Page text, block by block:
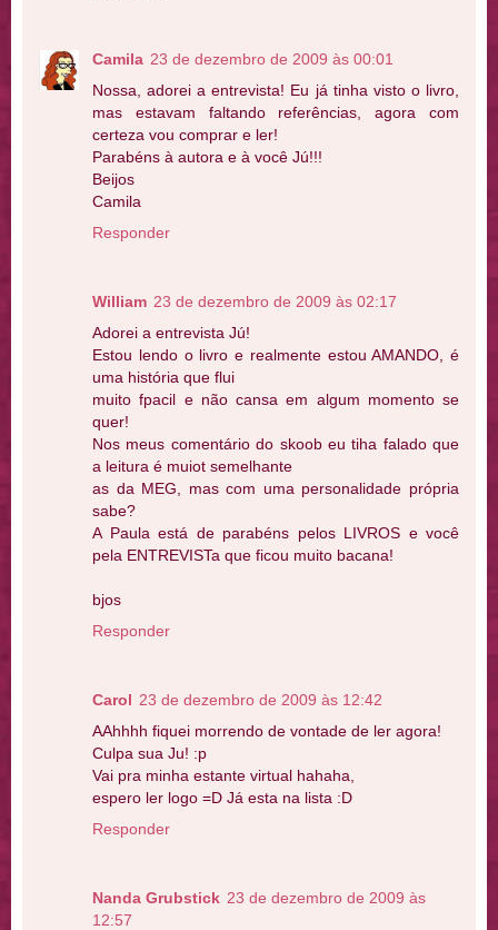
Camila 23 de dezembro de 2009 às 00:01
Nossa, adorei a entrevista! Eu já tinha visto o livro,
mas estavam faltando referências, agora com
certeza vou comprar e ler!
Parabéns à autora e à você Jú!!!
Beijos
Camila
Responder
William 23 de dezembro de 2009 às 02:17
Adorei a entrevista Jú!
Estou lendo o livro e realmente estou AMANDO, é
uma história que flui
muito fpacil e não cansa em algum momento se
quer!
Nos meus comentário do skoob eu tiha falado que
a leitura é muiot semelhante
as da MEG, mas com uma personalidade própria
sabe?
A Paula está de parabéns pelos LIVROS e você
pela ENTREVISTa que ficou muito bacana!
bjos
Responder
Carol 23 de dezembro de 2009 às 12:42
AAhhhh fiquei morrendo de vontade de ler agora!
Culpa sua Ju! :p
Vai pra minha estante virtual hahaha,
espero ler logo =D Já esta na lista :D
Responder
Nanda Grubstick 23 de dezembro de 2009 às
12:57